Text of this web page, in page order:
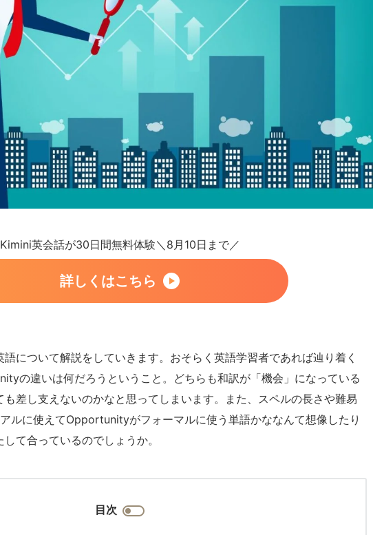
Kimini英会話が30日間無料体験＼8月10日まで／
詳しくはこちら
について解説をしていきます。おそらく英語学習者であれば辿り着く
の違いは何だろうということ。どちらも和訳が「機会」になっている
も差し支えないのかなと思ってしまいます。また、スペルの長さや難易
ルに使えてOpportunityがフォーマルに使う単語かななんて想像したり
て合っているのでしょうか。
目次